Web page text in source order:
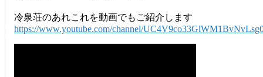
冷泉荘のあれこれを動画でもご紹介します
https://www.youtube.com/channel/